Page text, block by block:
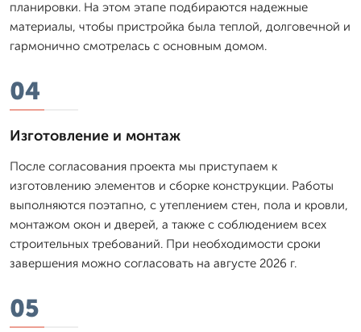
планировки. На этом этапе подбираются надежные
материалы, чтобы пристройка была теплой, долговечной и
гармонично смотрелась с основным домом.
04
Изготовление и монтаж
После согласования проекта мы приступаем к
изготовлению элементов и сборке конструкции. Работы
выполняются поэтапно, с утеплением стен, пола и кровли,
монтажом окон и дверей, а также с соблюдением всех
строительных требований. При необходимости сроки
завершения можно согласовать на августе 2026 г.
05